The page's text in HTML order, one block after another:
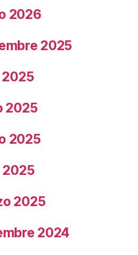
2026
2025
2025
2025
2025
2025
2024